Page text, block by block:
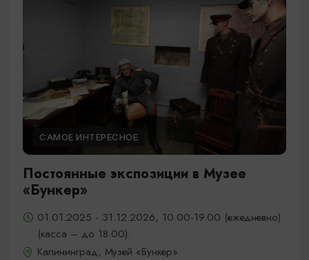
САМОЕ ИНТЕРЕСНОЕ
Постоянные экспозиции в Музее
«Бункер»
01.01.2025 - 31.12.2026, 10.00-19.00 (ежедневно)
(касса – до 18.00).
Калининград, Музей «Бункер»